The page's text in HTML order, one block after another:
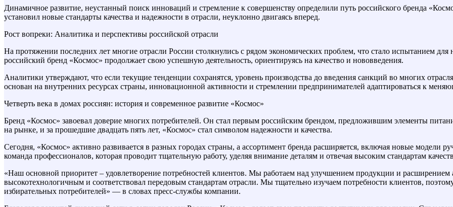
Динамичное развитие, неустанный поиск инноваций и стремление к совершенству определили путь российского бренда
установил новые стандарты качества и надежности в отрасли, неуклонно двигаясь вперед.
Рост вопреки: Аналитика и перспективы российской отрасли
На протяжении последних лет многие отрасли России столкнулись с рядом экономических проблем, что стало испытанием
российский бренд «Космос» продолжает свою успешную деятельность, ориентируясь на качество и нововведения.
Аналитики утверждают, что если текущие тенденции сохранятся, уровень производства до введения санкций во многих
основан на внутренних ресурсах страны, инновационной активности и стремлении предпринимателей адаптироваться к
Четверть века в домах россиян: история и современное развитие «Космос»
Бренд «Космос» завоевал доверие многих потребителей. Он стал первым российским брендом, предложившим элементы
на рынке, и за прошедшие двадцать пять лет, «Космос» стал символом надежности и качества.
Сегодня, «Космос» активно развивается в разных городах страны, а ассортимент бренда расширяется, включая новые
команда профессионалов, которая проводит тщательную работу, уделяя внимание деталям и отвечая высоким стандартам
«Наш основной приоритет – удовлетворение потребностей клиентов. Мы работаем над улучшением продукции и
высокотехнологичным и соответствовал передовым стандартам отрасли. Мы тщательно изучаем потребности клиентов,
избирательных потребителей» — в словах пресс-службы компании.